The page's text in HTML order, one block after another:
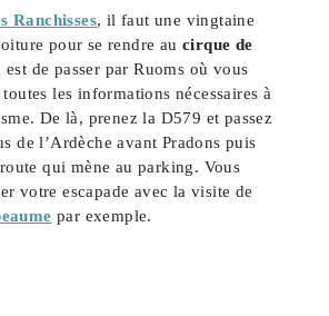
Ranchisses, il faut une vingtaine
pour se rendre au cirque de
de passer par Ruoms où vous
les informations nécessaires à
De là, prenez la D579 et passez
de l’Ardèche avant Pradons puis
qui mène au parking. Vous
votre escapade avec la visite de
par exemple.